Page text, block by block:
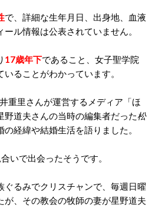
で、詳細な生年月日、出身地、血液
ル情報は公表されていません。
17歳年下であること、女子聖学院
ることがわかっています。
重里さんが運営するメディア「ほ
野道夫さんの当時の編集者だった松
経緯や結婚生活を語りました。
いで出会ったそうです。
ぐるみでクリスチャンで、毎週日曜
が、その教会の牧師の妻が星野道夫